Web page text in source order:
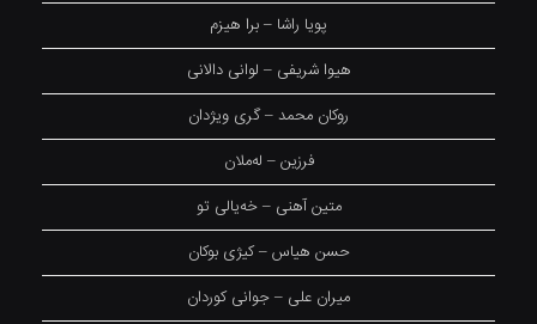
پویا راشا – برا هیزم
هیوا شریفی – لوانی دالانی
روکان محمد – گری ویژدان
فرزین – لەملان
متین آهنی – خەیالی تو
حسن هیاس – کیژی بوکان
میران علی – جوانی کوردان